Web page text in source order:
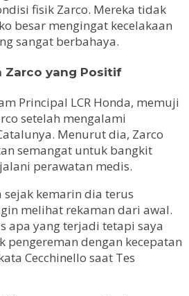
fisik Zarco. Mereka tidak
besar mengingat kecelakaan
sangat berbahaya.
Zarco yang Positif
Principal LCR Honda, memuji
setelah mengalami
Menurut dia, Zarco
semangat untuk bangkit
perawatan medis.
sejak kemarin dia terus
melihat rekaman dari awal.
apa yang terjadi tetapi saya
pengereman dengan kecepatan
Cecchinello saat Tes